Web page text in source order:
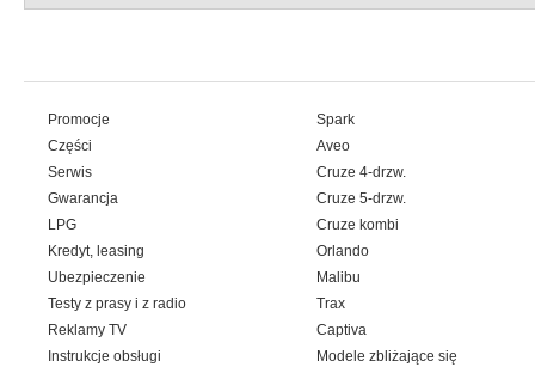
Promocje
Części
Serwis
Gwarancja
LPG
Kredyt, leasing
Ubezpieczenie
Testy z prasy i z radio
Reklamy TV
Instrukcje obsługi
Spark
Aveo
Cruze 4-drzw.
Cruze 5-drzw.
Cruze kombi
Orlando
Malibu
Trax
Captiva
Modele zbliżające się